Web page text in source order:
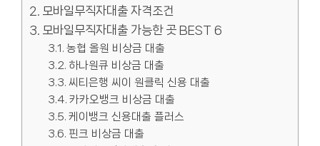
모바일무직자대출 자격조건
모바일무직자대출 가능한 곳 BEST 6
농협 올원 비상금 대출
하나원큐 비상금 대출
씨티은행 씨이 원클릭 신용 대출
카카오뱅크 비상금 대출
케이뱅크 신용대출 플러스
핀크 비상금 대출